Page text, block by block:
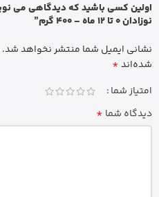
نوزادان 0 تا 12 ماه – 400 گرم”
نشانی ایمیل شما منتشر نخواهد شد.
شده‌اند*
امتیاز شما
دیدگاه شما *